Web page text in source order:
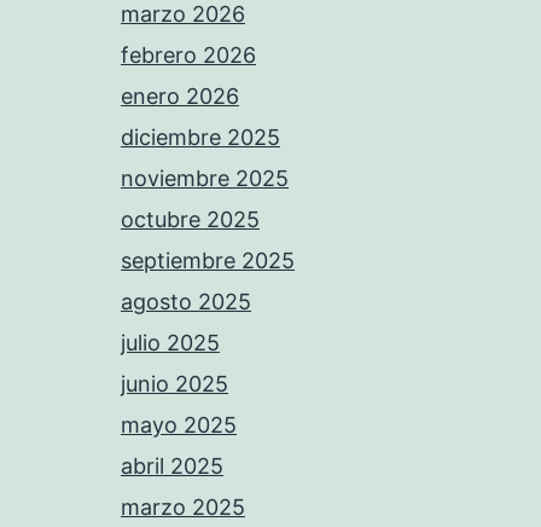
marzo 2026
febrero 2026
enero 2026
diciembre 2025
noviembre 2025
octubre 2025
septiembre 2025
agosto 2025
julio 2025
junio 2025
mayo 2025
abril 2025
marzo 2025